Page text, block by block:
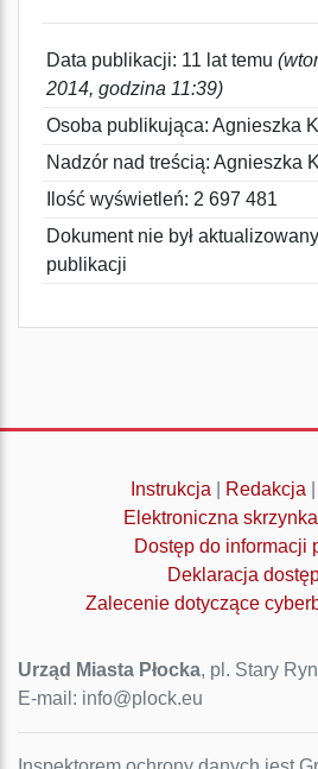
Data publikacji: 11 lat temu
2014, godzina 11:39)
Osoba publikująca: Agnieszka
Nadzór nad treścią: Agnieszka
Ilość wyświetleń: 2 697 481
Dokument nie był
publikacji
Instrukcja Redakcja
Elektroniczna
Dostęp do informacji
Deklaracja
Zalecenie dotyczące
Urząd Miasta Płocka, pl. Stary
E-mail: info@plock.eu